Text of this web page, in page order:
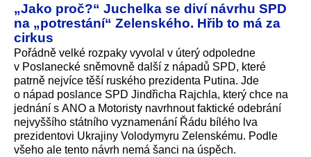
„Jako proč?“ Juchelka se diví návrhu SPD
na „potrestání“ Zelenského. Hřib to má za
cirkus
Pořádně velké rozpaky vyvolal v úterý odpoledne
v Poslanecké sněmovně další z nápadů SPD, které
patrně nejvíce těší ruského prezidenta Putina. Jde
o nápad poslance SPD Jindřicha Rajchla, který chce na
jednání s ANO a Motoristy navrhnout faktické odebrání
nejvyššího státního vyznamenání Řádu bílého lva
prezidentovi Ukrajiny Volodymyru Zelenskému. Podle
všeho ale tento návrh nemá šanci na úspěch.